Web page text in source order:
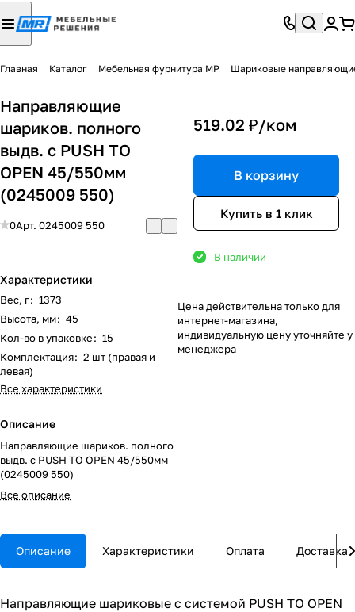
Главная Каталог Мебельная фурнитура МР Шариковые
Направляющие
шариков. полного
выдв. с PUSH TO
OPEN 45/550мм
(0245009 550)
0Арт. 0245009 550
Характеристики
Вес, г: 1373
Высота, мм: 45
Кол-во в упаковке: 15
Комплектация: 2 шт (правая и
левая)
Все характеристики
Описание
Направляющие шариков. полного
выдв. с PUSH TO OPEN 45/550мм
(0245009 550)
Все описание
519.02 ₽/ком
В корзину
Купить в 1 клик
В наличии
Цена действительна только для
интернет-магазина,
индивидуальную цену уточняйте у
менеджера
Описание Характеристики Оплата Доставка
Направляющие шариковые с системой PUSH TO OPEN